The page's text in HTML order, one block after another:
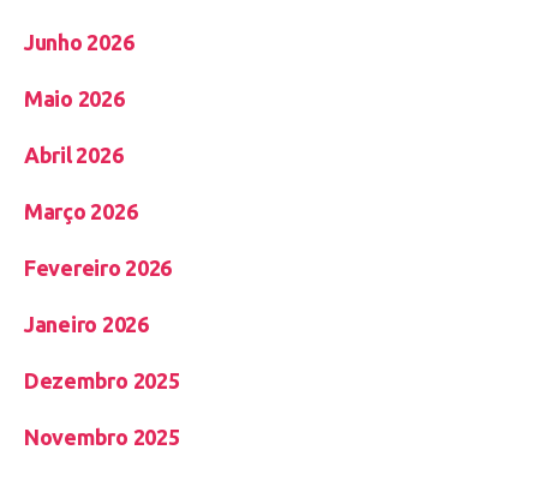
Junho 2026
Maio 2026
Abril 2026
Março 2026
Fevereiro 2026
Janeiro 2026
Dezembro 2025
Novembro 2025